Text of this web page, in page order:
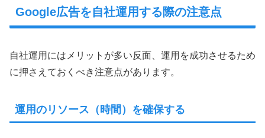
Google広告を自社運用する際の注意点
自社運用にはメリットが多い反面、運用を成功させるため
に押さえておくべき注意点があります。
運用のリソース（時間）を確保する